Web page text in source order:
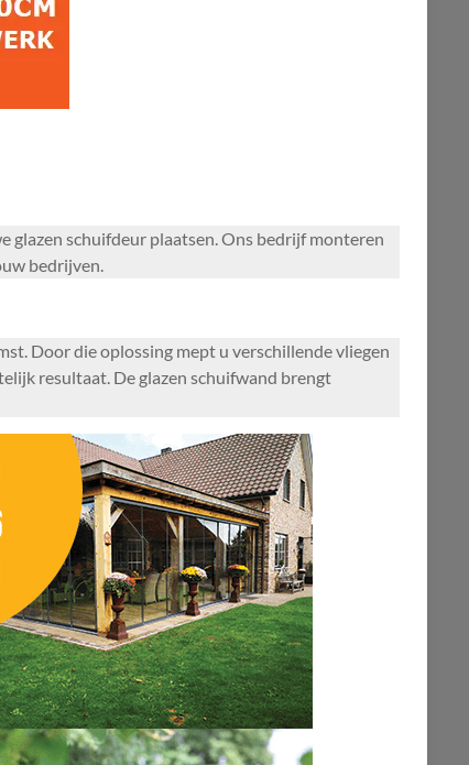
glazen schuifdeur plaatsen. Ons bedrijf monteren
bedrijven.
Door die oplossing mept u verschillende vliegen
resultaat. De glazen schuifwand brengt